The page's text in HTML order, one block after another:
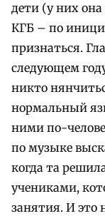
дети (у них
КГБ – по
признаться.
следующем
никто
нормальный
ними по-
по музыке
когда та
учениками,
занятия. И это